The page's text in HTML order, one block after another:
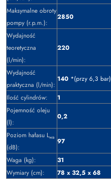
Maksymalne obroty
pompy (r.p.m.):
2850
Wydajność
teoretyczna
(l/min):
220
Wydajność
praktyczna (l/min):
140 *(przy 6,3 bar)
Ilość cylindrów:
1
Pojemność oleju
(l):
0,2
Poziom hałasu Lwa
(dB):
97
Waga (kg):
31
Wymiary (cm):
78 x 32,5 x 68